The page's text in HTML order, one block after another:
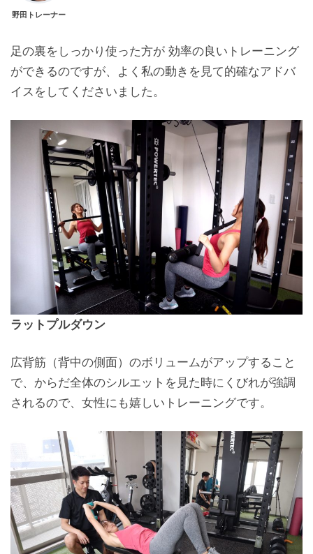
野田トレーナー
足の裏をしっかり使った方が 効率の良いトレーニング
ができるのですが、よく私の動きを見て的確なアドバ
イスをしてくださいました。
ラットプルダウン
広背筋（背中の側面）のボリュームがアップすること
で、からだ全体のシルエットを見た時にくびれが強調
されるので、女性にも嬉しいトレーニングです。